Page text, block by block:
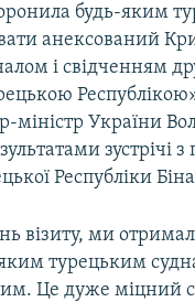
КРИМУ
будь-яким
анексований
і свідченням
міністр України
зустрічі
Республіки
візиту, ми
турецьким
Це дуже міцний